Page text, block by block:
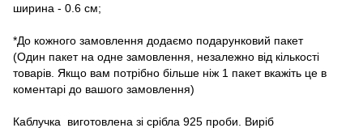
ширина - 0.6 см;
*До кожного замовлення додаємо подарунковий пакет
(Один пакет на одне замовлення, незалежно від кількості
товарів. Якщо вам потрібно більше ніж 1 пакет вкажіть це в
коментарі до вашого замовлення)
Каблучка виготовлена зі срібла 925 проби. Виріб